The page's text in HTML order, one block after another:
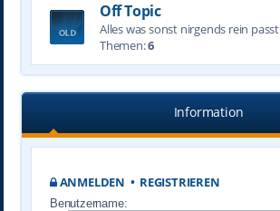
Off Topic
Alles was sonst nirgends rein passt
Themen:6
Information
ANMELDEN • REGISTRIEREN
Benutzername: